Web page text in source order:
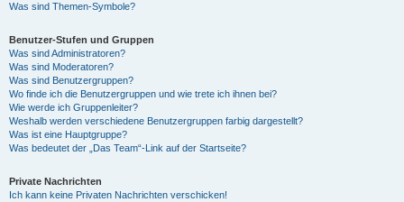
Was sind Themen-Symbole?
Benutzer-Stufen und Gruppen
Was sind Administratoren?
Was sind Moderatoren?
Was sind Benutzergruppen?
Wo finde ich die Benutzergruppen und wie trete ich ihnen bei?
Wie werde ich Gruppenleiter?
Weshalb werden verschiedene Benutzergruppen farbig dargestellt?
Was ist eine Hauptgruppe?
Was bedeutet der „Das Team“-Link auf der Startseite?
Private Nachrichten
Ich kann keine Privaten Nachrichten verschicken!